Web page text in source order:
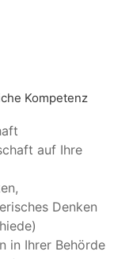
Kompetenz
auf Ihre
Denken
in Ihrer Behörde